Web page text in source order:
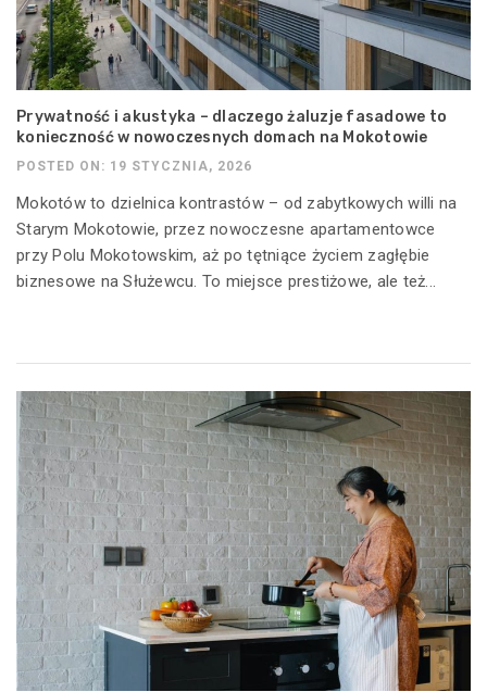
Prywatność i akustyka – dlaczego żaluzje fasadowe to
konieczność w nowoczesnych domach na Mokotowie
POSTED ON: 19 STYCZNIA, 2026
Mokotów to dzielnica kontrastów – od zabytkowych willi na
Starym Mokotowie, przez nowoczesne apartamentowce
przy Polu Mokotowskim, aż po tętniące życiem zagłębie
biznesowe na Służewcu. To miejsce prestiżowe, ale też...